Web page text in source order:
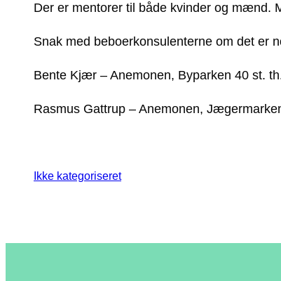
Der er mentorer til både kvinder og mænd.
Snak med beboerkonsulenterne om det er
Bente Kjær – Anemonen, Byparken 40 st.
Rasmus Gattrup – Anemonen,
Ikke kategoriseret